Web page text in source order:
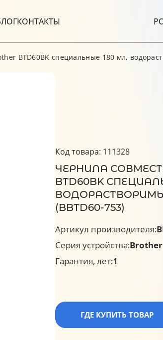
КОНТАКТЫ
BTD60BK специальные 180 мл,
Код товара: 111328
ЧЕРНИЛА
BTD60BK
(BBTD60-753)
Артикул производителя:
Серия устройства:Brother
Гарантия, лет:1
ГДЕ КУПИТЬ ТОВАР